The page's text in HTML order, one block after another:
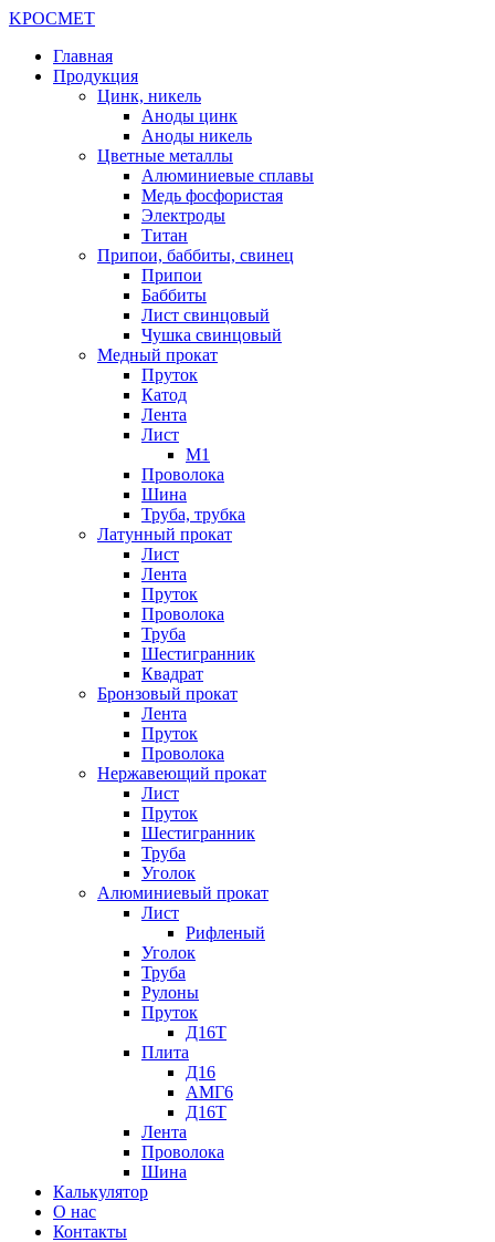
KРОСМЕТ
Главная
Продукция
Цинк, никель
Аноды цинк
Аноды никель
Цветные металлы
Алюминиевые сплавы
Медь фосфористая
Электроды
Титан
Припои, баббиты, свинец
Припои
Баббиты
Лист свинцовый
Чушка свинцовый
Медный прокат
Пруток
Катод
Лента
Лист
М1
Проволока
Шина
Труба, трубка
Латунный прокат
Лист
Лента
Пруток
Проволока
Труба
Шестигранник
Квадрат
Бронзовый прокат
Лента
Пруток
Проволока
Нержавеющий прокат
Лист
Пруток
Шестигранник
Труба
Уголок
Алюминиевый прокат
Лист
Рифленый
Уголок
Труба
Рулоны
Пруток
Д16Т
Плита
Д16
АМГ6
Д16Т
Лента
Проволока
Шина
Калькулятор
О нас
Контакты